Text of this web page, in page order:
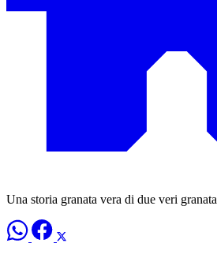
Una storia granata vera di due veri granata